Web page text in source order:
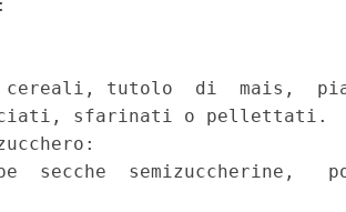
tutolo  di  mais,
sfarinati o pellettati.
secche  semizuccherine,